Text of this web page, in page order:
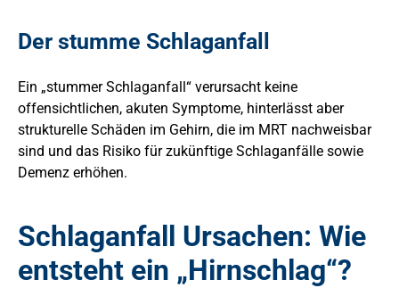
Der stumme Schlaganfall
Ein „stummer Schlaganfall“ verursacht keine
offensichtlichen, akuten Symptome, hinterlässt aber
strukturelle Schäden im Gehirn, die im MRT nachweisbar
sind und das Risiko für zukünftige Schlaganfälle sowie
Demenz erhöhen.
Schlaganfall Ursachen: Wie
entsteht ein „Hirnschlag“?